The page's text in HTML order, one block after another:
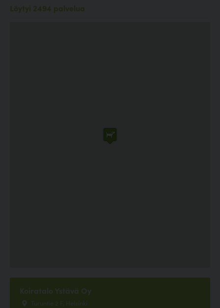
Löytyi 2494 palvelua
Koiratalo Ystävä Oy
Turuntie 2 F, Helsinki